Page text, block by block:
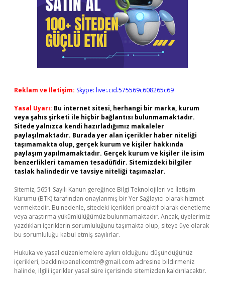
Reklam ve İletişim: Skype: live:.cid.575569c608265c69
Yasal Uyarı: Bu internet sitesi, herhangi bir marka, kurum
veya şahıs şirketi ile hiçbir bağlantısı bulunmamaktadır.
Sitede yalnızca kendi hazırladığımız makaleler
paylaşılmaktadır. Burada yer alan içerikler haber niteliği
taşımamakta olup, gerçek kurum ve kişiler hakkında
paylaşım yapılmamaktadır. Gerçek kurum ve kişiler ile isim
benzerlikleri tamamen tesadüfidir. Sitemizdeki bilgiler
taslak halindedir ve tavsiye niteliği taşımazlar.
Sitemiz, 5651 Sayılı Kanun gereğince Bilgi Teknolojileri ve İletişim
Kurumu (BTK) tarafından onaylanmış bir Yer Sağlayıcı olarak hizmet
vermektedir. Bu nedenle, sitedeki içerikleri proaktif olarak denetleme
veya araştırma yükümlülüğümüz bulunmamaktadır. Ancak, üyelerimiz
yazdıkları içeriklerin sorumluluğunu taşımakta olup, siteye üye olarak
bu sorumluluğu kabul etmiş sayılırlar.
Hukuka ve yasal düzenlemelere aykırı olduğunu düşündüğünüz
içerikleri, backlinkpanelicomtr@gmail.com adresine bildirmeniz
halinde, ilgili içerikler yasal süre içerisinde sitemizden kaldırılacaktır.